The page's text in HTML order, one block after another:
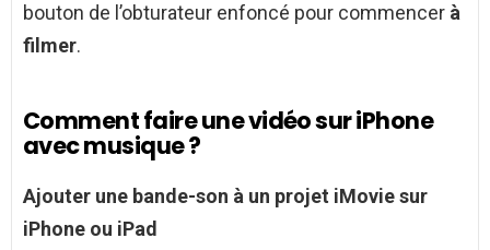
bouton de l’obturateur enfoncé pour commencer à
filmer.
Comment faire une vidéo sur iPhone
avec musique ?
Ajouter une bande-son à un projet iMovie sur
iPhone ou iPad